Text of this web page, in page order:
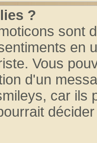
?
sont
en
Vous
d'un
car ils